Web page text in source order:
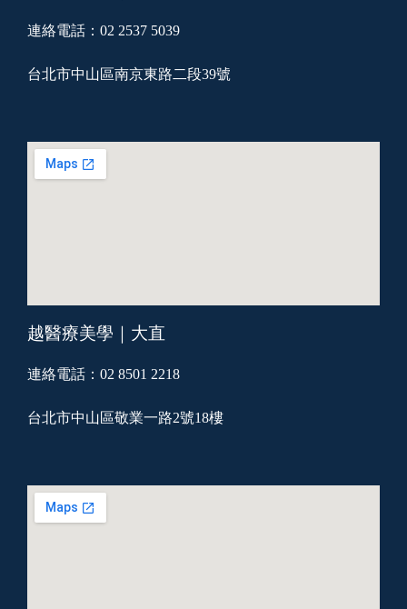
連絡電話：02 2537 5039
台北市中山區南京東路二段39號
越醫療美學｜大直
連絡電話：02 8501 2218
台北市中山區敬業一路2號18樓